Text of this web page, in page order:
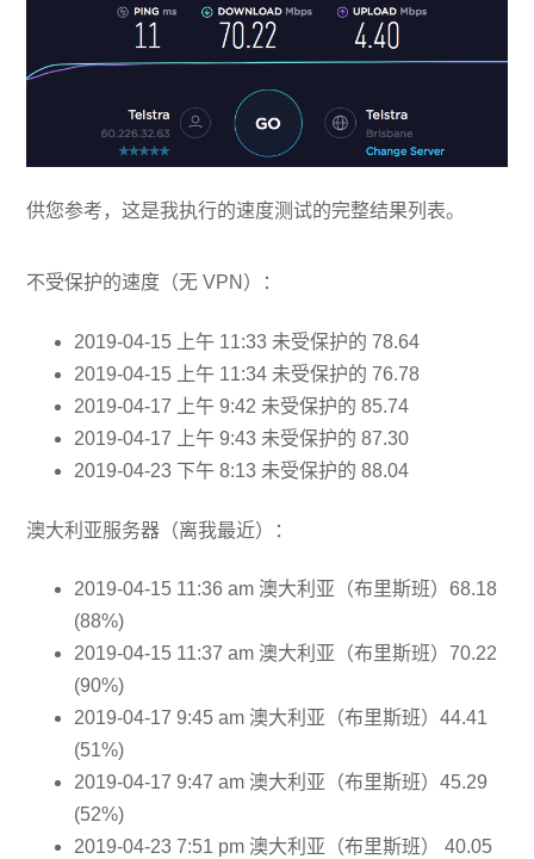
供您参考，这是我执行的速度测试的完整结果列表。
不受保护的速度（无 VPN）：
2019-04-15 上午 11:33 未受保护的 78.64
2019-04-15 上午 11:34 未受保护的 76.78
2019-04-17 上午 9:42 未受保护的 85.74
2019-04-17 上午 9:43 未受保护的 87.30
2019-04-23 下午 8:13 未受保护的 88.04
澳大利亚服务器（离我最近）：
2019-04-15 11:36 am 澳大利亚（布里斯班）68.18
(88%)
2019-04-15 11:37 am 澳大利亚（布里斯班）70.22
(90%)
2019-04-17 9:45 am 澳大利亚（布里斯班）44.41
(51%)
2019-04-17 9:47 am 澳大利亚（布里斯班）45.29
(52%)
2019-04-23 7:51 pm 澳大利亚（布里斯班） 40.05